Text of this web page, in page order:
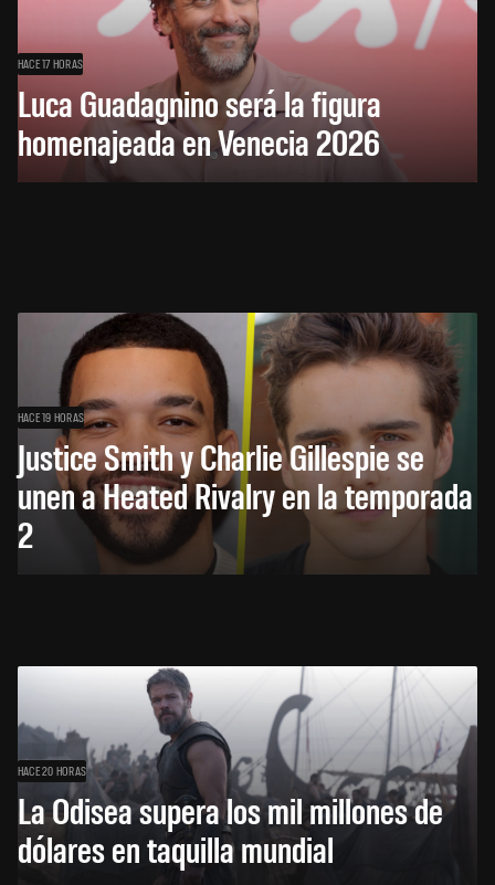
HACE 17 HORAS
Luca Guadagnino será la figura
homenajeada en Venecia 2026
HACE 19 HORAS
Justice Smith y Charlie Gillespie se
unen a Heated Rivalry en la temporada
2
HACE 20 HORAS
La Odisea supera los mil millones de
dólares en taquilla mundial